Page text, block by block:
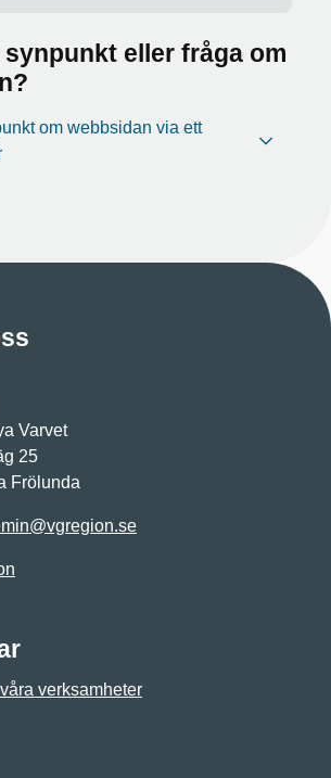
synpunkt eller fråga om
om webbsidan via ett
Varvet
25
Frölunda
verksamheter